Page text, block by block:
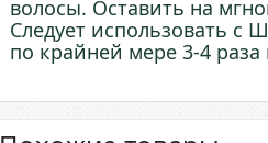
волосы. Оставить на
Следует использовать с
по крайней мере 3-4 раза